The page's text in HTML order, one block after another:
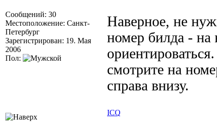
Сообщений: 30
Местоположение: Санкт-
Петербург
Зарегистрирован: 19. Мая
2006
Пол:
Наверное, не
номер билда -
смотрите на
справа внизу.
ICQ